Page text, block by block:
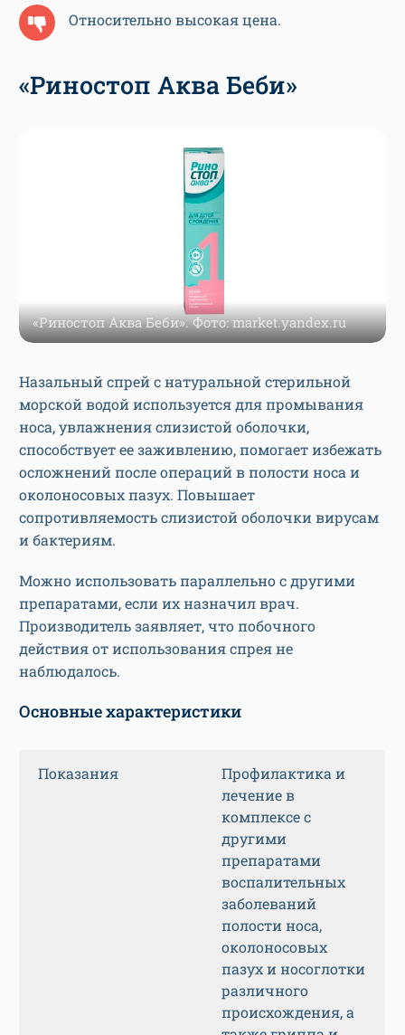
Относительно высокая цена.
«Риностоп Аква Беби»
«Риностоп Аква Беби». Фото: market.yandex.ru
Назальный спрей с натуральной стерильной
морской водой используется для промывания
носа, увлажнения слизистой оболочки,
способствует ее заживлению, помогает избежать
осложнений после операций в полости носа и
околоносовых пазух. Повышает
сопротивляемость слизистой оболочки вирусам
и бактериям.
Можно использовать параллельно с другими
препаратами, если их назначил врач.
Производитель заявляет, что побочного
действия от использования спрея не
наблюдалось.
Основные характеристики
Показания
Профилактика и
лечение в
комплексе с
другими
препаратами
воспалительных
заболеваний
полости носа,
околоносовых
пазух и носоглотки
различного
происхождения, а